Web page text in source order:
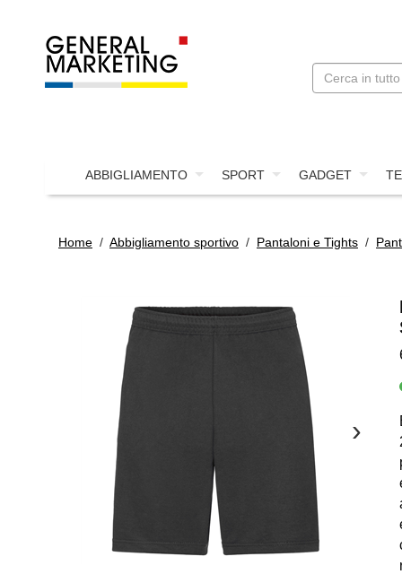
ABBIGLIAMENTO SPORT GADGET
Home / Abbigliamento sportivo / Pantaloni e Tights /
›